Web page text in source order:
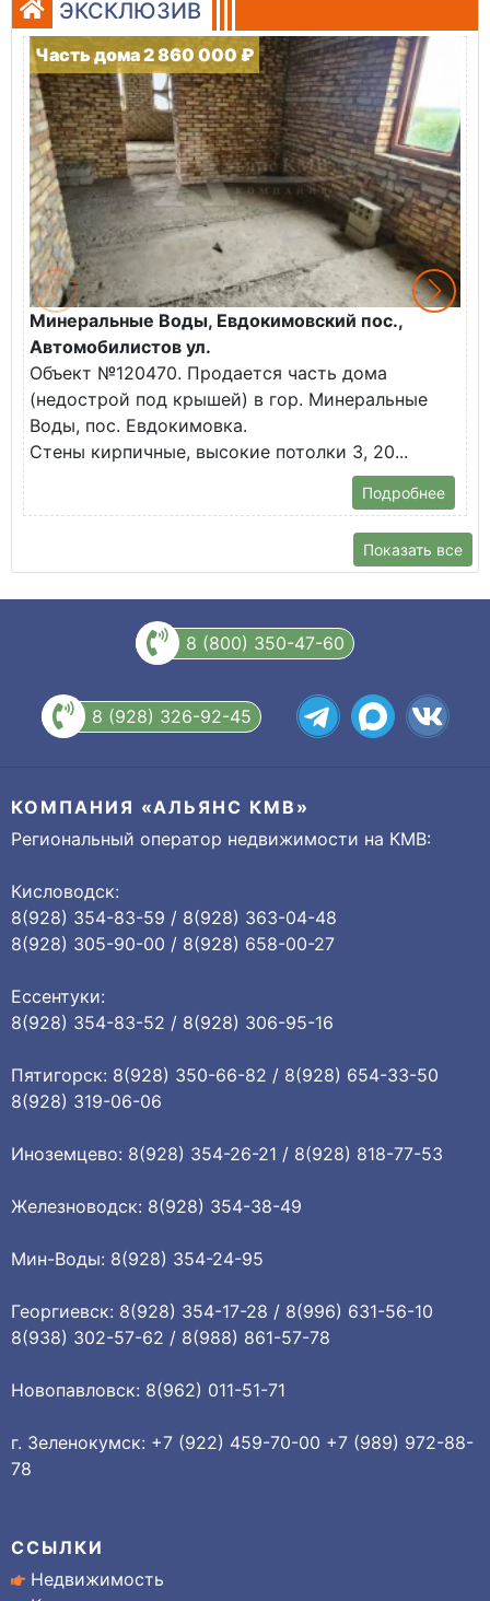
ЭКСКЛЮЗИВ
Часть дома 2 860 000 ₽
Минеральные Воды, Евдокимовский пос.,
Автомобилистов ул.
Объект №120470. Продается часть дома
(недострой под крышей) в гор. Минеральные
Воды, пос. Евдокимовка.
Стены кирпичные, высокие потолки 3, 20...
Подробнее
Показать все
8 (800) 350-47-60
8 (928) 326-92-45
КОМПАНИЯ «АЛЬЯНС КМВ»
Региональный оператор недвижимости на КМВ:
Кисловодск:
8(928) 354-83-59 / 8(928) 363-04-48
8(928) 305-90-00 / 8(928) 658-00-27
Ессентуки:
8(928) 354-83-52 / 8(928) 306-95-16
Пятигорск: 8(928) 350-66-82 / 8(928) 654-33-50
8(928) 319-06-06
Иноземцево: 8(928) 354-26-21 / 8(928) 818-77-53
Железноводск: 8(928) 354-38-49
Мин-Воды: 8(928) 354-24-95
Георгиевск: 8(928) 354-17-28 / 8(996) 631-56-10
8(938) 302-57-62 / 8(988) 861-57-78
Новопавловск: 8(962) 011-51-71
г. Зеленокумск: +7 (922) 459-70-00 +7 (989) 972-88-
78
ССЫЛКИ
Недвижимость